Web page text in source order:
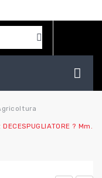
? Mm.